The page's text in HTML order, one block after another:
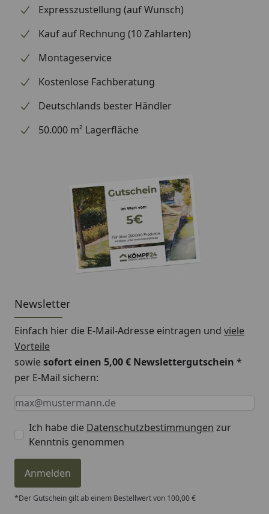
Expresszustellung (auf Wunsch)
Kauf auf Rechnung (10 Zahlarten)
Montageservice
Kostenlose Fachberatung
Deutschlands bester Händler
50.000 m² Lagerfläche
Newsletter
Einfach hier die E-Mail-Adresse eintragen und viele
Vorteile
sowiesofort einen 5,00 € Newslettergutschein *
per E-Mail sichern:
Keine Eingabe erforderlich
Eingabe erforderlich
E-Mail *
Ich habe die Datenschutzbestimmungen zur
Kenntnis genommen
Anmelden
*Der Gutschein gilt ab einem Bestellwert von 100,00 €